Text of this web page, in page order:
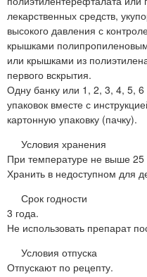
лекарственных средств,
высокого давления с
крышками
или крышками из
первого вскрытия.
Одну банку или 1, 2, 3, 4, 5,
упаковок вместе с
картонную упаковку (пачку).
Условия хранения
При температуре не выше 25
Хранить в недоступном для
Срок годности
3 года.
Не использовать препарат
Условия отпуска
Отпускают по рецепту.